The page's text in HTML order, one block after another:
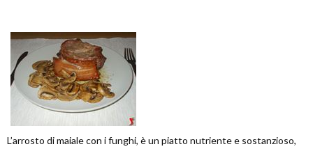
L’arrosto di maiale con i funghi, è un piatto nutriente e sostanzioso,